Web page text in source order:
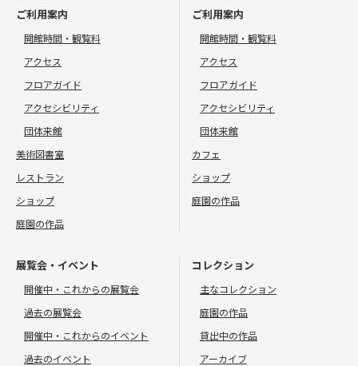
ご利用案内
開館時間・観覧料
アクセス
フロアガイド
アクセシビリティ
団体来館
美術図書室
レストラン
ショップ
庭園の作品
ご利用案内
開館時間・観覧料
アクセス
フロアガイド
アクセシビリティ
団体来館
カフェ
ショップ
庭園の作品
展覧会・イベント
開催中・これからの展覧会
過去の展覧会
開催中・これからのイベント
過去のイベント
コレクション
主なコレクション
庭園の作品
貸出中の作品
アーカイブ